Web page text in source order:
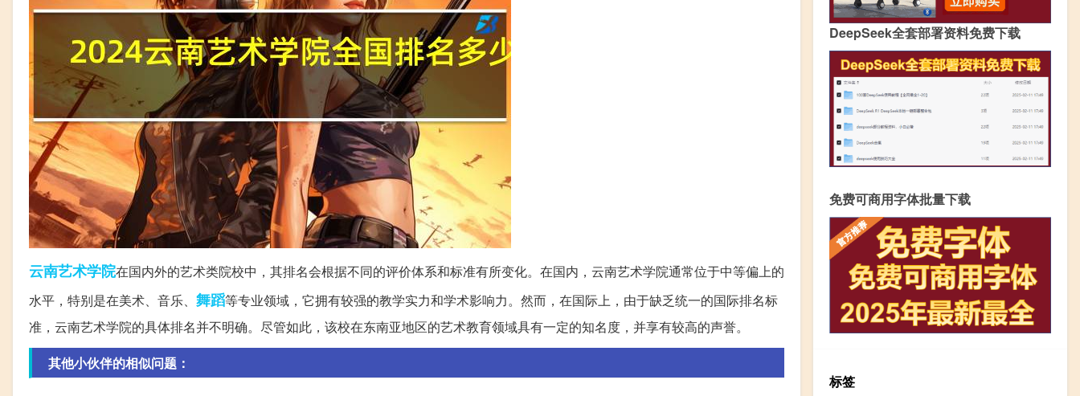
云南艺术学院在国内外的艺术类院校中，其排名会根据不同的评价体系和标准有所变化。在国内，云南艺术学院通常位于中等偏上的
水平，特别是在美术、音乐、 舞蹈等专业领域，它拥有较强的教学实力和学术影响力。然而，在国际上，由于缺乏统一的国际排名标
准，云南艺术学院的具体排名并不明确。尽管如此，该校在东南亚地区的艺术教育领域具有一定的知名度，并享有较高的声誉。
其他小伙伴的相似问题：
DeepSeek全套部署资料免费下载
免费可商用字体批量下载
标签